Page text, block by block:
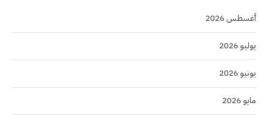
أغسطس 2026
يوليو 2026
يونيو 2026
مايو 2026